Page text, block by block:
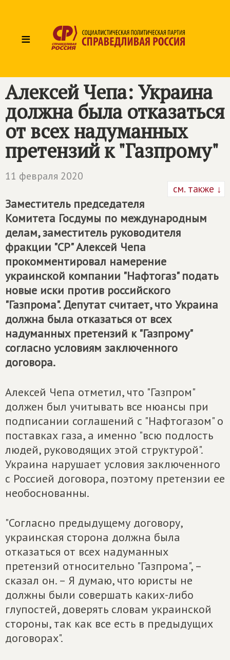
≡
Алексей Чепа: Украина
должна была отказаться
от всех надуманных
претензий к "Газпрому"
11 февраля 2020
см. также ↓
Заместитель председателя
Комитета Госдумы по международным
делам, заместитель руководителя
фракции "СР" Алексей Чепа
прокомментировал намерение
украинской компании "Нафтогаз" подать
новые иски против российского
"Газпрома". Депутат считает, что Украина
должна была отказаться от всех
надуманных претензий к "Газпрому"
согласно условиям заключенного
договора.
Алексей Чепа отметил, что "Газпром"
должен был учитывать все нюансы при
подписании соглашений с "Нафтогазом" о
поставках газа, а именно "всю подлость
людей, руководящих этой структурой".
Украина нарушает условия заключенного
с Россией договора, поэтому претензии ее
необоснованны.
"Согласно предыдущему договору,
украинская сторона должна была
отказаться от всех надуманных
претензий относительно "Газпрома", –
сказал он. – Я думаю, что юристы не
должны были совершать каких-либо
глупостей, доверять словам украинской
стороны, так как все есть в предыдущих
договорах".